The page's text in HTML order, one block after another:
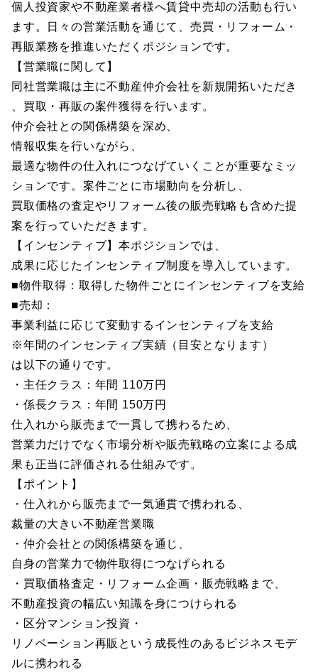
個人投資家や不動産業者様へ賃貸中売却の活動も行い
ます。日々の営業活動を通じて、売買・リフォーム・
再販業務を推進いただくポジションです。
【営業職に関して】
同社営業職は主に不動産仲介会社を新規開拓いただき
、買取・再販の案件獲得を行います。
仲介会社との関係構築を深め、
情報収集を行いながら、
最適な物件の仕入れにつなげていくことが重要なミッ
ションです。案件ごとに市場動向を分析し、
買取価格の査定やリフォーム後の販売戦略も含めた提
案を行っていただきます。
【インセンティブ】本ポジションでは、
成果に応じたインセンティブ制度を導入しています。
■物件取得：取得した物件ごとにインセンティブを支給
■売却：
事業利益に応じて変動するインセンティブを支給
※年間のインセンティブ実績（目安となります）
は以下の通りです。
・主任クラス：年間 110万円
・係長クラス：年間 150万円
仕入れから販売まで一貫して携わるため、
営業力だけでなく市場分析や販売戦略の立案による成
果も正当に評価される仕組みです。
【ポイント】
・仕入れから販売まで一気通貫で携われる、
裁量の大きい不動産営業職
・仲介会社との関係構築を通じ、
自身の営業力で物件取得につなげられる
・買取価格査定・リフォーム企画・販売戦略まで、
不動産投資の幅広い知識を身につけられる
・区分マンション投資・
リノベーション再販という成長性のあるビジネスモデ
ルに携われる